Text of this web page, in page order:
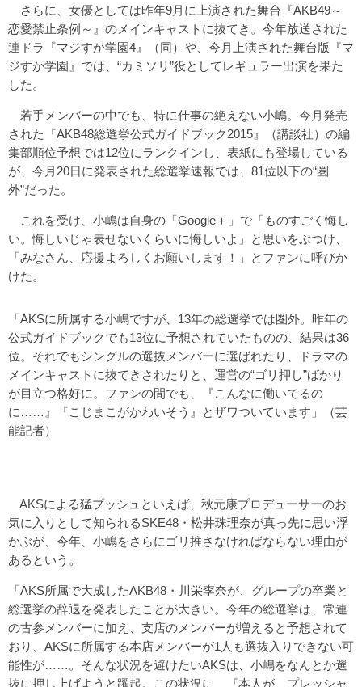
さらに、女優としては昨年9月に上演された舞台『AKB49～
恋愛禁止条例～』のメインキャストに抜てき。今年放送された
連ドラ『マジすか学園4』（同）や、今月上演された舞台版『マ
ジすか学園』では、“カミソリ”役としてレギュラー出演を果た
した。
若手メンバーの中でも、特に仕事の絶えない小嶋。今月発売
された『AKB48総選挙公式ガイドブック2015』（講談社）の編
集部順位予想では12位にランクインし、表紙にも登場している
が、今月20日に発表された総選挙速報では、81位以下の“圏
外”だった。
これを受け、小嶋は自身の「Google＋」で「ものすごく悔し
い。悔しいじゃ表せないくらいに悔しいよ」と思いをぶつけ、
「みなさん、応援よろしくお願いします！」とファンに呼びか
けた。
「AKSに所属する小嶋ですが、13年の総選挙では圏外。昨年の
公式ガイドブックでも13位に予想されていたものの、結果は36
位。それでもシングルの選抜メンバーに選ばれたり、ドラマの
メインキャストに抜てきされたりと、運営の“ゴリ押し”ばかり
が目立つ格好に。ファンの間でも、『こんなに働いてるの
に……』『こじまこがかわいそう』とザワついています」（芸
能記者）
AKSによる猛プッシュといえば、秋元康プロデューサーのお
気に入りとして知られるSKE48・松井珠理奈が真っ先に思い浮
かぶが、今年、小嶋をさらにゴリ推さなければならない理由が
あるという。
「AKS所属で大成したAKB48・川栄李奈が、グループの卒業と
総選挙の辞退を発表したことが大きい。今年の総選挙は、常連
の古参メンバーに加え、支店のメンバーが増えると予想されて
おり、AKSに所属する本店メンバーが1人も選抜入りできない可
能性が……。そんな状況を避けたいAKSは、小嶋をなんとか選
抜に押し上げようと躍起。この状況に、『本人が、プレッシャ